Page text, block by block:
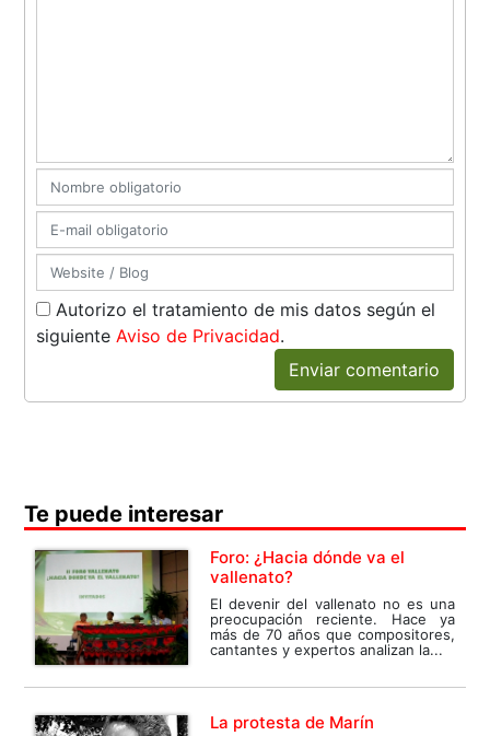
Autorizo el tratamiento de mis datos según el
siguiente Aviso de Privacidad.
Enviar comentario
Te puede interesar
Foro: ¿Hacia dónde va el
vallenato?
El devenir del vallenato no es una
preocupación reciente. Hace ya
más de 70 años que compositores,
cantantes y expertos analizan la...
La protesta de Marín